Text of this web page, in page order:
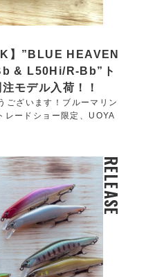
】”BLUE HEAVEN
& L50Hi/R-Bb”ト
モデル入荷！！
ございます！ブルーマリン
ードショー限定、UOYA
RELEASE